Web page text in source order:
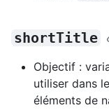
shortTitle
Objectif :
utiliser dans
éléments de